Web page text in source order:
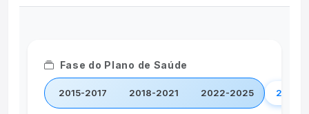
Fase do Plano de Saúde
2015-2017 2018-2021 2022-2025 2026-